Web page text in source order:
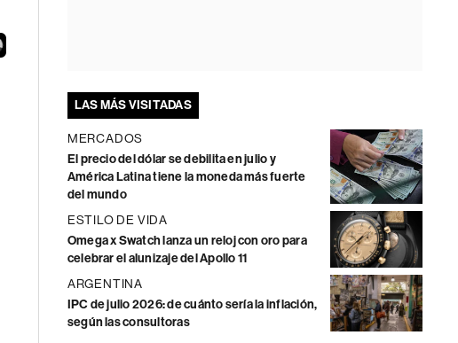
LAS MÁS VISITADAS
MERCADOS
El precio del dólar se debilita en julio y
América Latina tiene la moneda más fuerte
del mundo
ESTILO DE VIDA
Omega x Swatch lanza un reloj con oro para
celebrar el alunizaje del Apollo 11
ARGENTINA
IPC de julio 2026: de cuánto sería la inflación,
según las consultoras